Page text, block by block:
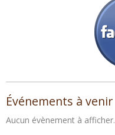
Événements à venir
Aucun évènement à afficher.